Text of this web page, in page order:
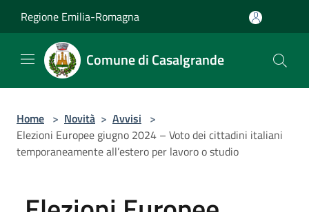
Regione Emilia-Romagna
Comune di Casalgrande
Home > Novità > Avvisi >
Elezioni Europee giugno 2024 – Voto dei cittadini italiani
temporaneamente all’estero per lavoro o studio